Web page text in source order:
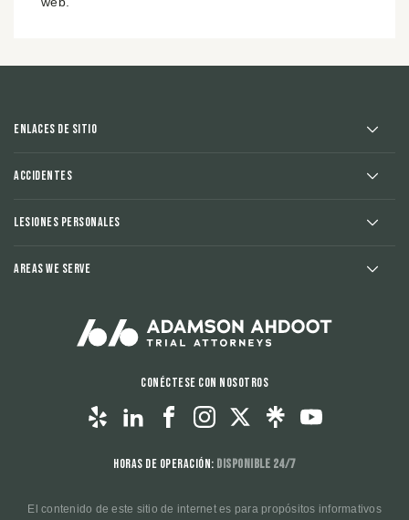
Enlaces de sitio
Accidentes
Lesiones Personales
Areas We Serve
Conéctese con nosotros
Horas de operación: Disponible 24/7
El contenido de este sitio de internet es para propósitos informativos